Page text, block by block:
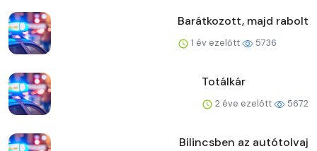
Barátkozott, majd rabolt
1 év ezelőtt 5736
Totálkár
2 éve ezelőtt 5672
Bilincsben az autótolvaj